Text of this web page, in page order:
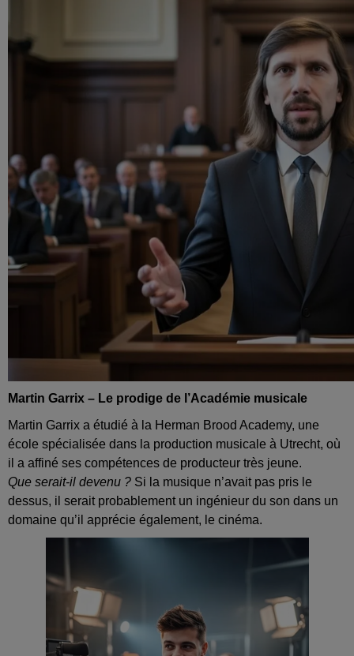
Martin Garrix – Le prodige de l’Académie musicale
Martin Garrix a étudié à la Herman Brood Academy, une
école spécialisée dans la production musicale à Utrecht, où
il a affiné ses compétences de producteur très jeune.
Que serait‑il devenu ? Si la musique n’avait pas pris le
dessus, il serait probablement un ingénieur du son dans un
domaine qu’il apprécie également, le cinéma.